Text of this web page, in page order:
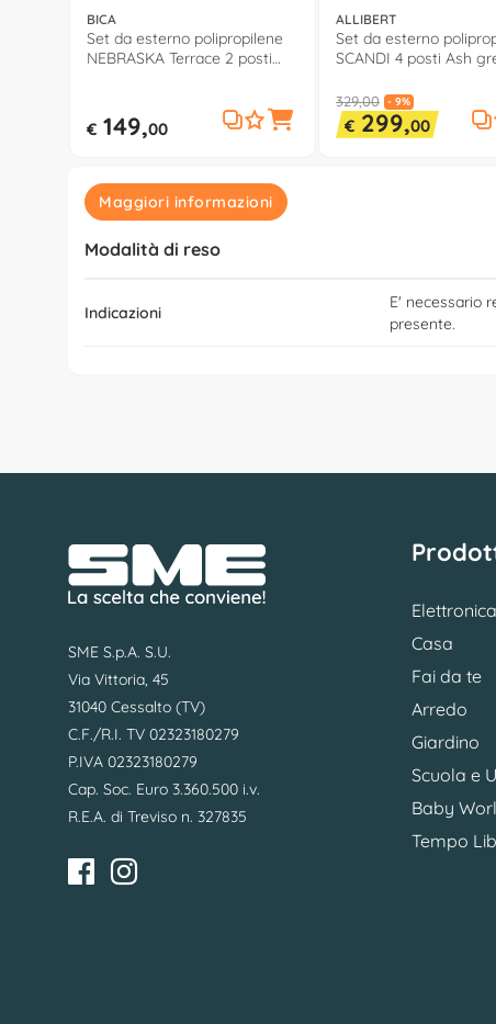
BICA
Set da esterno polipropilene
NEBRASKA Terrace 2 posti
€ 149,00
ALLIBERT
Set da esterno
SCANDI 4 posti Ash
329,00 - 9%
€ 299,00
Maggiori informazioni
Modalità di reso
Indicazioni
E' necessario
presente.
SME S.p.A. S.U.
Via Vittoria, 45
31040 Cessalto (TV)
C.F./R.I. TV 02323180279
P.IVA 02323180279
Cap. Soc. Euro 3.360.500 i.v.
R.E.A. di Treviso n. 327835
Elettronica
Casa
Fai da te
Arredo
Giardino
Scuola e
Baby
Tempo